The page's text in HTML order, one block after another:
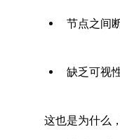
节点之间
缺乏可视
这也是为什么